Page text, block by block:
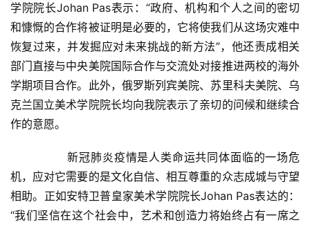
学院院长Johan Pas表示：“政府、机构和个人之间的密切
和慷慨的合作将被证明是必要的，它将使我们从这场灾难中
恢复过来，并发掘应对未来挑战的新方法”，他还责成相关
部门直接与中央美院国际合作与交流处对接推进两校的海外
学期项目合作。此外，俄罗斯列宾美院、苏里科夫美院、乌
克兰国立美术学院院长均向我院表示了亲切的问候和继续合
作的意愿。
机，应对它需要的是文化自信、相互尊重的众志成城与守望
相助。正如安特卫普皇家美术学院院长Johan Pas表达的：
“我们坚信在这个社会中，艺术和创造力将始终占有一席之